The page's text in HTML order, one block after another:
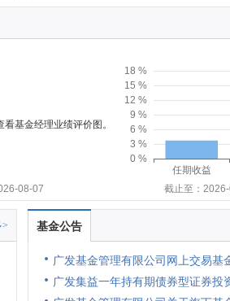
看基金经理业绩评价图。
0 %
3 %
6 %
9 %
12 %
15 %
18 %
任期收益
08-07
截止至：
> 基金公告
广发基金管理有限公司网上交易基
广发集益一年持有期债券型证券投